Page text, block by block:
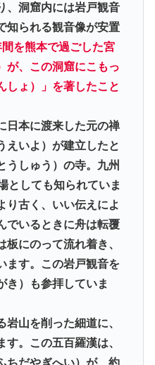
、洞窟内には岩戸観音
知られる観音像が安置
間を熊本で過ごした宮
が、この洞窟にこもっ
しょ）」を著したこと
日本に渡来した元の禅
えいよ）が建立したと
うしゅう）の寺。九州
としても知られていま
り古く、いい伝えによ
でいるときに舟は転覆
板にのって流れ着き、
ます。この岩戸観音を
き）も参拝していま
山を削った細道に、
。この五百羅漢は、
ちだやぎへい）が、約